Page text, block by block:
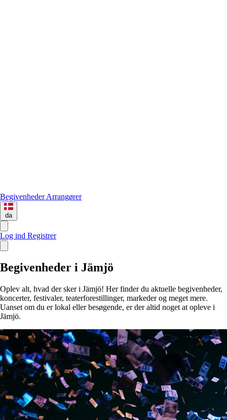
BegivenhederArrangører
da
Log ind Registrer
Begivenheder i Jämjö
Oplev alt, hvad der sker i Jämjö! Her finder du aktuelle begivenheder,
koncerter, festivaler, teaterforestillinger, markeder og meget mere.
Uanset om du er lokal eller besøgende, er der altid noget at opleve i
Jämjö.